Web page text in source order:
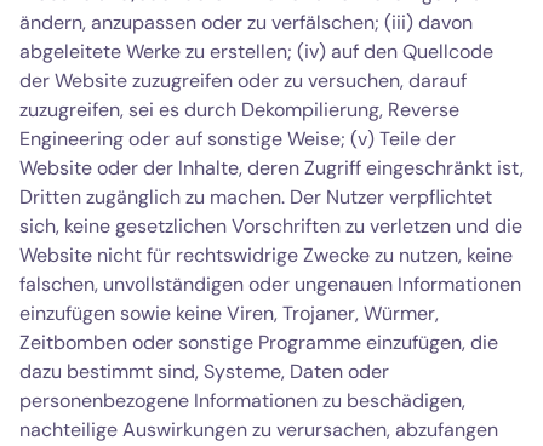
ändern, anzupassen oder zu verfälschen; (iii) davon
abgeleitete Werke zu erstellen; (iv) auf den Quellcode
der Website zuzugreifen oder zu versuchen, darauf
zuzugreifen, sei es durch Dekompilierung, Reverse
Engineering oder auf sonstige Weise; (v) Teile der
Website oder der Inhalte, deren Zugriff eingeschränkt ist,
Dritten zugänglich zu machen. Der Nutzer verpflichtet
sich, keine gesetzlichen Vorschriften zu verletzen und die
Website nicht für rechtswidrige Zwecke zu nutzen, keine
falschen, unvollständigen oder ungenauen Informationen
einzufügen sowie keine Viren, Trojaner, Würmer,
Zeitbomben oder sonstige Programme einzufügen, die
dazu bestimmt sind, Systeme, Daten oder
personenbezogene Informationen zu beschädigen,
nachteilige Auswirkungen zu verursachen, abzufangen